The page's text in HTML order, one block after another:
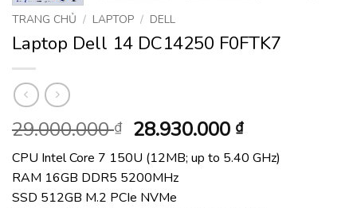
TRANG CHỦ / LAPTOP / DELL
Laptop Dell 14 DC14250 F0FTK7
29.000.000₫ Giá
gốc
là:
29.000.000 ₫.
28.930.000 ₫Giá
hiện
tại
CPU Intel Core 7 150U (12MB; up to 5.40 GHz)
RAM 16GB DDR5 5200MHz
SSD 512GB M.2 PCIe NVMe